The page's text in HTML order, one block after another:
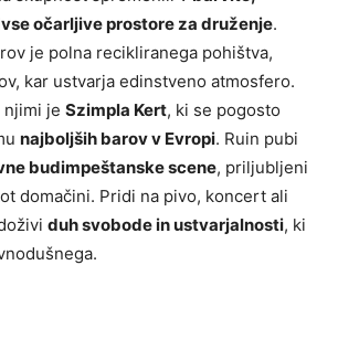
očarljive prostore za druženje.
je polna recikliranega pohištva,
kar ustvarja edinstveno atmosfero.
njimi je Szimpla Kert, ki se pogosto
najboljših barov v Evropi. Ruin pubi
budimpeštanske scene, priljubljeni
domačini. Pridi na pivo, koncert ali
duh svobode in ustvarjalnosti, ki